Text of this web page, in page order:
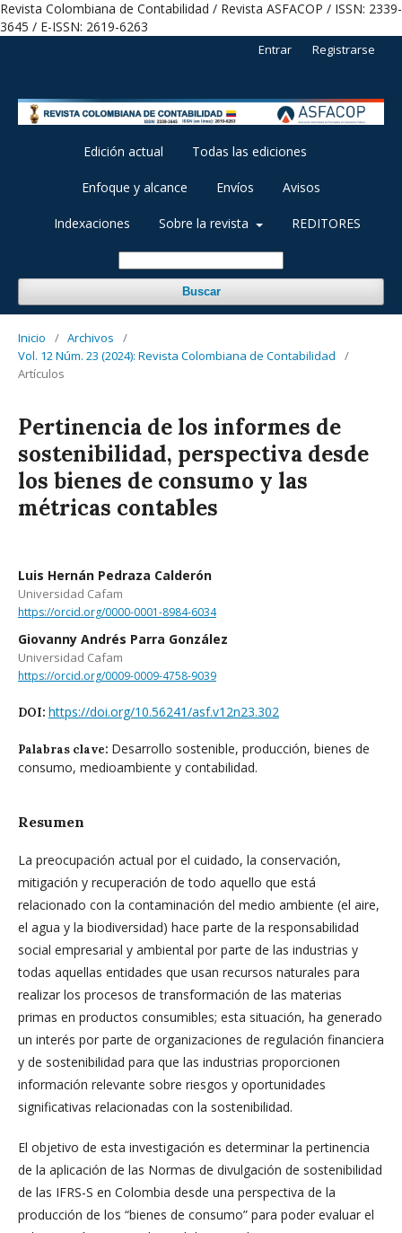
Revista Colombiana de Contabilidad / Revista ASFACOP / ISSN: 2339-
3645 / E-ISSN: 2619-6263
Edición actual Todas las ediciones
Enfoque y alcance Envíos Avisos
Indexaciones Sobre la revista REDITORES
Buscar
Entrar Registrarse
Inicio / Archivos
/
Vol. 12 Núm. 23 (2024): Revista Colombiana de Contabilidad
/
Artículos
Pertinencia de los informes de
sostenibilidad, perspectiva desde
los bienes de consumo y las
métricas contables
Luis Hernán Pedraza Calderón
Universidad Cafam
https://orcid.org/0000-0001-8984-6034
Giovanny Andrés Parra González
Universidad Cafam
https://orcid.org/0009-0009-4758-9039
DOI: https://doi.org/10.56241/asf.v12n23.302
Palabras clave: Desarrollo sostenible, producción, bienes de
consumo, medioambiente y contabilidad.
Resumen
La preocupación actual por el cuidado, la conservación,
mitigación y recuperación de todo aquello que está
relacionado con la contaminación del medio ambiente (el aire,
el agua y la biodiversidad) hace parte de la responsabilidad
social empresarial y ambiental por parte de las industrias y
todas aquellas entidades que usan recursos naturales para
realizar los procesos de transformación de las materias
primas en productos consumibles; esta situación, ha generado
un interés por parte de organizaciones de regulación financiera
y de sostenibilidad para que las industrias proporcionen
información relevante sobre riesgos y oportunidades
significativas relacionadas con la sostenibilidad.
El objetivo de esta investigación es determinar la pertinencia
de la aplicación de las Normas de divulgación de sostenibilidad
de las IFRS-S en Colombia desde una perspectiva de la
producción de los “bienes de consumo” para poder evaluar el